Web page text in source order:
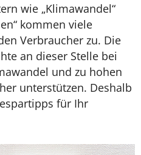
wie „Klimawandel“
kommen viele
Verbraucher zu. Die
an dieser Stelle bei
und zu hohen
unterstützen. Deshalb
für Ihr